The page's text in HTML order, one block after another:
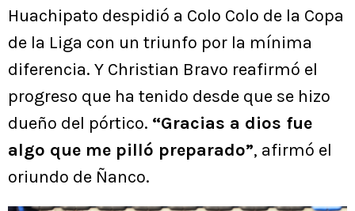
Huachipato despidió a Colo Colo de la Copa
de la Liga con un triunfo por la mínima
diferencia. Y Christian Bravo reafirmó el
progreso que ha tenido desde que se hizo
dueño del pórtico. “Gracias a dios fue
algo que me pilló preparado”, afirmó el
oriundo de Ñanco.